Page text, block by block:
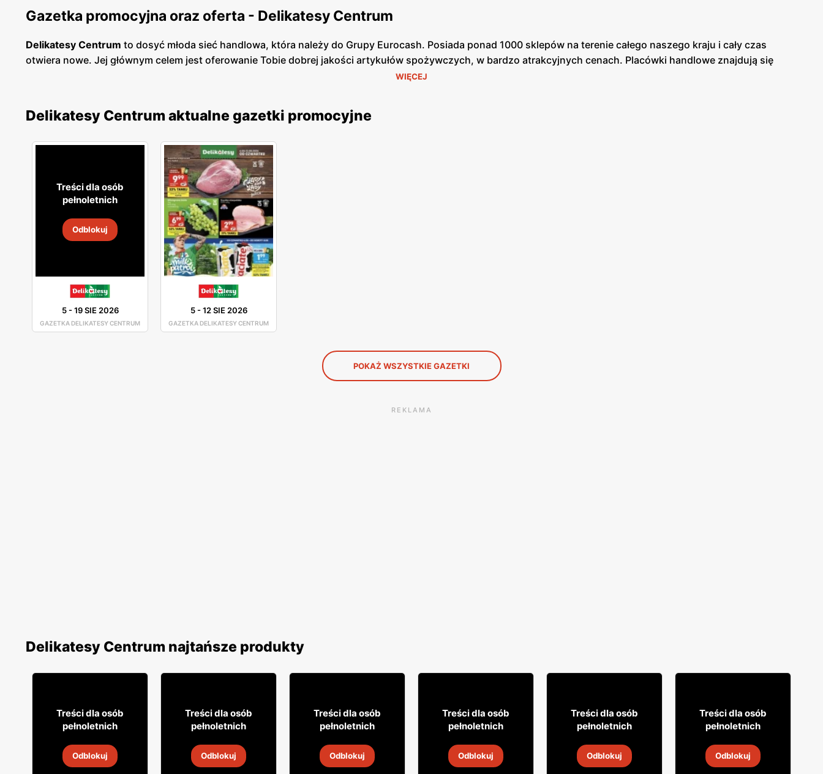
Gazetka promocyjna oraz oferta - Delikatesy Centrum
Delikatesy Centrum to dosyć młoda sieć handlowa, która należy do Grupy Eurocash. Posiada ponad 1000 sklepów na terenie całego naszego kraju i cały czas
otwiera nowe. Jej głównym celem jest oferowanie Tobie dobrej jakości artykułów spożywczych, w bardzo atrakcyjnych cenach. Placówki handlowe znajdują się
bardzo blisko osiedli mieszkaniowych, tak abyś miał możliwość zrobienia szybkich zakupów. Wyróżniają się konkretnym i rzeczowym podejściem do klienta
Świeże chrupiące pieczywo, smaczne owoce i warzywa, wyborne mięsa oraz ryby - to wszystko znajdziesz w Delikatesach Centrum. Duża ilość tych sklepów
sprawia, że nawet nie musisz wsiadać w samochód, by pójść na zakupy, gdyż jest ogromne prawdopodobieństwo, że sklep Delikatesy Centrum znajduje się w
niedalekiej odległości od Ciebie.
WIĘCEJ
Delikatesy Centrum aktualne gazetki promocyjne
Treści dla osób
pełnoletnich
Odblokuj
5-19 SIE 2026
GAZETKA DELIKATESY CENTRUM
5-12 SIE 2026
GAZETKA DELIKATESY CENTRUM
POKAŻ WSZYSTKIE GAZETKI
REKLAMA
Delikatesy Centrum najtańsze produkty
26 99
19 sie 2026
Treści dla osób
pełnoletnich
Odblokuj
19 99
19 sie 2026
Treści dla osób
pełnoletnich
Odblokuj
29 95
19 sie 2026
Treści dla osób
pełnoletnich
Odblokuj
579
19 sie 2026
Treści dla osób
pełnoletnich
Odblokuj
999
19 sie 2026
Treści dla osób
pełnoletnich
Odblokuj
31 99
19 sie 2026
Treści dla osób
pełnoletnich
Odblokuj